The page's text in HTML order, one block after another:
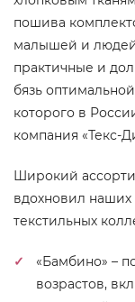
пошива
малышей и
практичные и
бязь
которого в
компания «Текс-
Широкий
вдохновил наших
текстильных
«Бамбино» –
возрастов,